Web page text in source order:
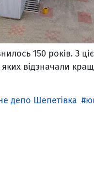
150 років. З
відзначали
депо Шепетівка